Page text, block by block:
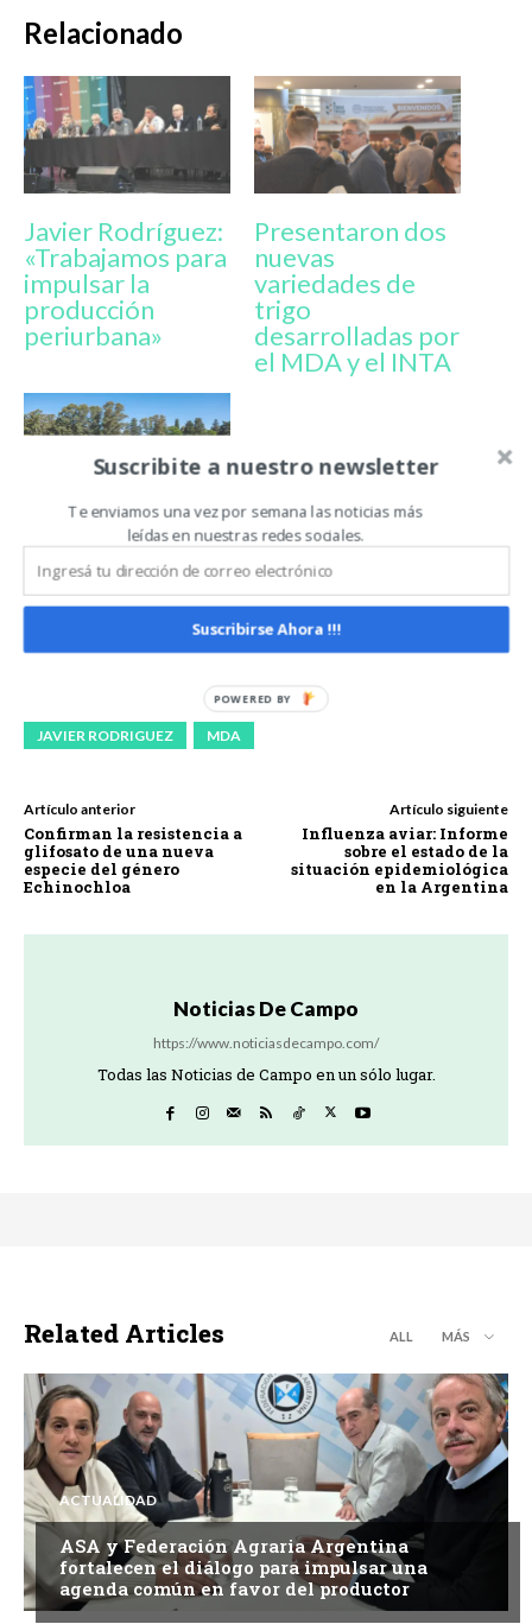
Relacionado
Javier Rodríguez:
«Trabajamos para
impulsar la
producción
periurbana»
Presentaron dos
nuevas
variedades de
trigo
desarrolladas por
el MDA y el INTA
Presentan una
nueva avena con
alto potencial
para producción
de forraje
JAVIER RODRIGUEZ MDA
Artículo anterior
Confirman la resistencia a
glifosato de una nueva
especie del género
Echinochloa
Artículo siguiente
Influenza aviar: Informe
sobre el estado de la
situación epidemiológica
en la Argentina
Noticias De Campo
https://www.noticiasdecampo.com/
Todas las Noticias de Campo en un sólo lugar.
Related Articles ALL MÁS
ACTUALIDAD
ASA y Federación Agraria Argentina
fortalecen el diálogo para impulsar una
agenda común en favor del productor
Suscribite a nuestro newsletter
Te enviamos una vez por semana las noticias más
leídas en nuestras redes sociales.
Suscribirse Ahora !!!